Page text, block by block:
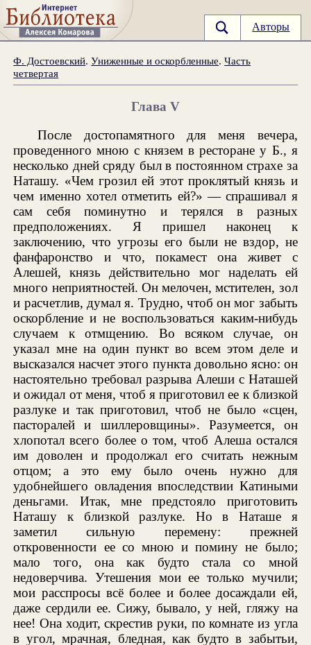
Авторы
Ф. Достоевский.Униженные и оскорбленные.Часть
четвертая
Глава V
После достопамятного для меня вечера,
проведенного мною с князем в ресторане у Б., я
несколько дней сряду был в постоянном страхе за
Наташу. «Чем грозил ей этот проклятый князь и
чем именно хотел отметить ей?» — спрашивал я
сам себя поминутно и терялся в разных
предположениях. Я пришел наконец к
заключению, что угрозы его были не вздор, не
фанфаронство и что, покамест она живет с
Алешей, князь действительно мог наделать ей
много неприятностей. Он мелочен, мстителен, зол
и расчетлив, думал я. Трудно, чтоб он мог забыть
оскорбление и не воспользоваться каким-нибудь
случаем к отмщению. Во всяком случае, он
указал мне на один пункт во всем этом деле и
высказался насчет этого пункта довольно ясно: он
настоятельно требовал разрыва Алеши с Наташей
и ожидал от меня, чтоб я приготовил ее к близкой
разлуке и так приготовил, чтоб не было «сцен,
пасторалей и шиллеровщины». Разумеется, он
хлопотал всего более о том, чтоб Алеша остался
им доволен и продолжал его считать нежным
отцом; а это ему было очень нужно для
удобнейшего овладения впоследствии Катиными
деньгами. Итак, мне предстояло приготовить
Наташу к близкой разлуке. Но в Наташе я
заметил сильную перемену: прежней
откровенности ее со мною и помину не было;
мало того, она как будто стала со мной
недоверчива. Утешения мои ее только мучили;
мои расспросы всё более и более досаждали ей,
даже сердили ее. Сижу, бывало, у ней, гляжу на
нее! Она ходит, скрестив руки, по комнате из угла
в угол, мрачная, бледная, как будто в забытьи,